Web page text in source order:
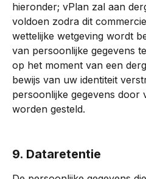
hieronder; vPlan zal aan
voldoen zodra dit
wettelijke wetgeving wordt
van persoonlijke gegevens
op het moment van een
bewijs van uw identiteit
persoonlijke gegevens door
worden gesteld.
9. Dataretentie